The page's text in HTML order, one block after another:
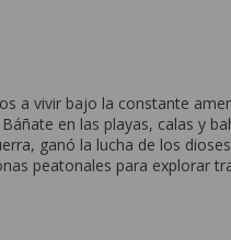
a vivir bajo la constante
en las playas, calas y
ganó la lucha de los
peatonales para explorar